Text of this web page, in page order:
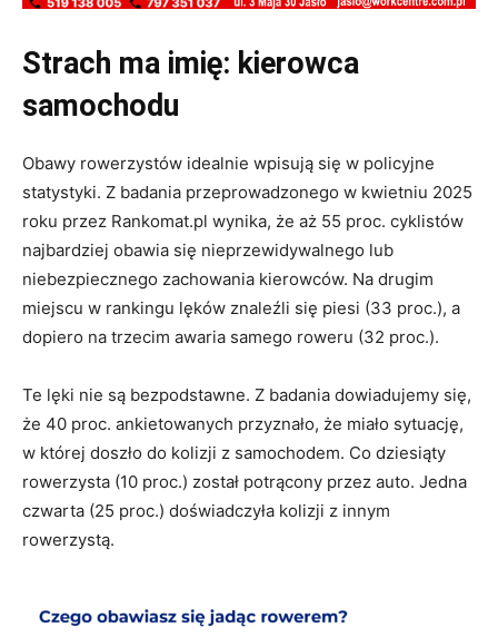
Strach ma imię: kierowca
samochodu
Obawy rowerzystów idealnie wpisują się w policyjne
statystyki. Z badania przeprowadzonego w kwietniu 2025
roku przez Rankomat.pl wynika, że aż 55 proc. cyklistów
najbardziej obawia się nieprzewidywalnego lub
niebezpiecznego zachowania kierowców. Na drugim
miejscu w rankingu lęków znaleźli się piesi (33 proc.), a
dopiero na trzecim awaria samego roweru (32 proc.).
Te lęki nie są bezpodstawne. Z badania dowiadujemy się,
że 40 proc. ankietowanych przyznało, że miało sytuację,
w której doszło do kolizji z samochodem. Co dziesiąty
rowerzysta (10 proc.) został potrącony przez auto. Jedna
czwarta (25 proc.) doświadczyła kolizji z innym
rowerzystą.